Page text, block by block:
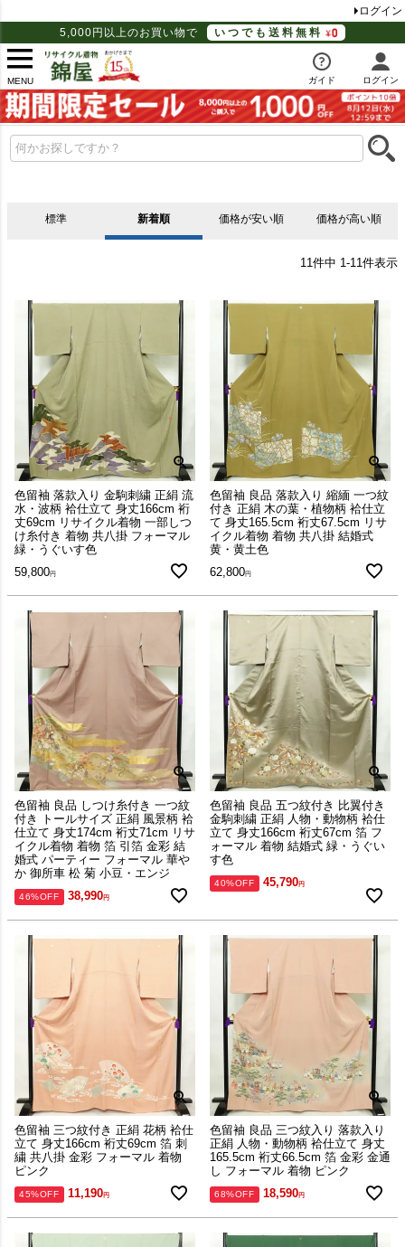
ログイン
5,000円以上のお買い物で
いつでも送料無料
MENU ガイド ログイン
標準 新着順 価格が安い順 価格が高い順
11 件中 1 -11 件表示
色留袖 落款入り 金駒刺繍 正絹 流
水・波柄 袷仕立て 身丈166cm 裄
丈69cm リサイクル着物 一部しつ
け糸付き 着物 共八掛 フォーマル
緑・うぐいす色
59,800
色留袖 良品 落款入り 縮緬 一つ紋
付き 正絹 木の葉・植物柄 袷仕立
て 身丈165.5cm 裄丈67.5cm リサ
イクル着物 着物 共八掛 結婚式
黄・黄土色
62,800
色留袖 良品 しつけ糸付き 一つ紋
付き トールサイズ 正絹 風景柄 袷
仕立て 身丈174cm 裄丈71cm リサ
イクル着物 着物 箔 引箔 金彩 結
婚式 パーティー フォーマル 華や
か 御所車 松 菊 小豆・エンジ
46%OFF 38,990
色留袖 良品 五つ紋付き 比翼付き
金駒刺繍 正絹 人物・動物柄 袷仕
立て 身丈166cm 裄丈67cm 箔 フ
ォーマル 着物 結婚式 緑・うぐい
す色
40%OFF 45,790
色留袖 三つ紋付き 正絹 花柄 袷仕
立て 身丈166cm 裄丈69cm 箔 刺
繍 共八掛 金彩 フォーマル 着物
ピンク
45%OFF 11,190
色留袖 良品 三つ紋入り 落款入り
正絹 人物・動物柄 袷仕立て 身丈
165.5cm 裄丈66.5cm 箔 金彩 金通
し フォーマル 着物 ピンク
68%OFF 18,590